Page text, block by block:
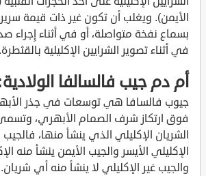
الأيمن). ويغلب أن تكون غير ذات قيمة
بسماع نفخة متواصلة، أو في أثناء إِجراء
في أثناء تصوير الشرايين الإكليلية بالقثطرة.
أم دم جيب فالسالفا
جيوب فالسافا هي توسعات في جذر
فوق ارتكاز شرف الصمام الأبهري،
الشريان الإكليلي الذي ينشأ منها، فالجيب
الإكليلي الأيسر والجيب الأيمن ينشأ منه
والجيب غير الإكليلي لا ينشأ منه أي شريان.